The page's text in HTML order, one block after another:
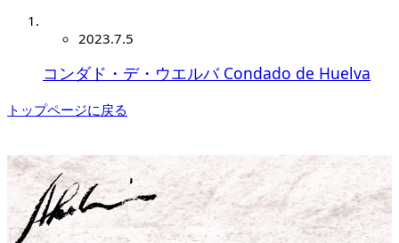
2023.7.5
コンダド・デ・ウエルバ Condado de Huelva
トップページに戻る